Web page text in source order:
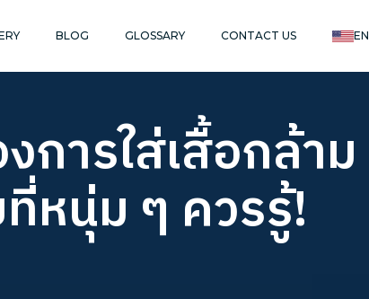
BLOG GLOSSARY CONTACT US EN
การใส่เสื้อกล้าม
หนุ่ม ๆ ควรรู้!